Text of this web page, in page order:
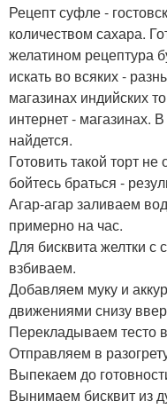
Рецепт суфле -
количеством сахара.
желатином рецептура
искать во всяких -
магазинах индийских
интернет - магазинах.
найдется.
Готовить такой торт
бойтесь браться -
Агар-агар заливаем
примерно на час.
Для бисквита желтки
взбиваем.
Добавляем муку и
движениями снизу
Перекладываем тесто
Отправляем в
Выпекаем до
Вынимаем бисквит из